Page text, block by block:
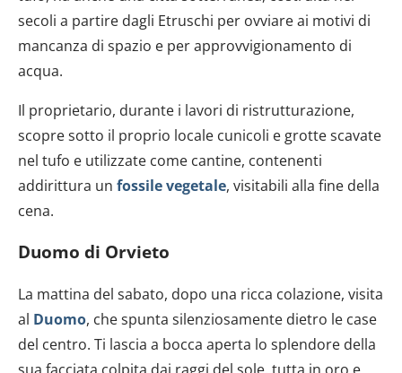
secoli a partire dagli Etruschi per ovviare ai motivi di
mancanza di spazio e per approvvigionamento di
acqua.
Il proprietario, durante i lavori di ristrutturazione,
scopre sotto il proprio locale cunicoli e grotte scavate
nel tufo e utilizzate come cantine, contenenti
addirittura un fossile vegetale, visitabili alla fine della
cena.
Duomo di Orvieto
La mattina del sabato, dopo una ricca colazione, visita
al Duomo, che spunta silenziosamente dietro le case
del centro. Ti lascia a bocca aperta lo splendore della